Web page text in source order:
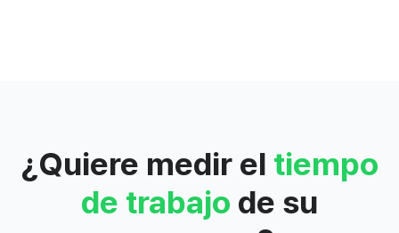
¿Quiere medir el tiempo
de trabajo de su